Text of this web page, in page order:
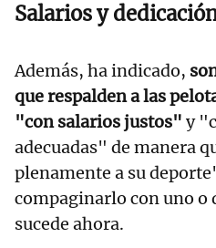
Salarios y
Además, ha indicado,
que respalden a las
"con salarios justos" y
adecuadas" de manera
plenamente a su
compaginarlo con uno o
sucede ahora.